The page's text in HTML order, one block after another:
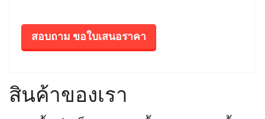
สอบถาม ขอใบเสนอราคา
สินค้าของเรา